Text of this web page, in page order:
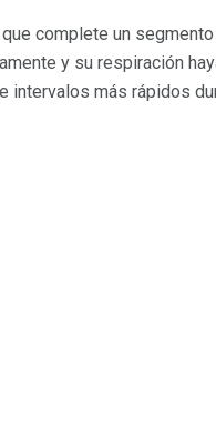
complete un
y su respiración
intervalos más rápidos